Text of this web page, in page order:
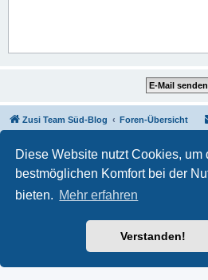
Diese Website nutzt Cookies, um
bestmöglichen Komfort bei der
bieten. Mehr erfahren
Verstanden!
Zusi Team Süd-Blog Foren-Übersicht
Powered by phpBB
® Forum
Deutsche Übersetzung
Datenschutz|